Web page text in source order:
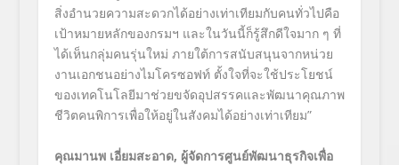
สิ่งอำนวยความสะดวกได้อย่างเท่าเทียมกับคนทั่วไปคือ
เป้าหมายหลักของกรมฯ และในวันนี้ก็รู้สึกดีใจมาก ๆ ที่
ได้เห็นกลุ่มคนรุ่นใหม่ ภายใต้การสนับสนุนจากหน่วย
งานเอกชนอย่างไมโครซอฟท์ ตั้งใจที่จะใช้ประโยชน์
ของเทคโนโลยีมาช่วยขจัดอุปสรรคและพัฒนาคุณภาพ
ชีวิตคนพิการเพื่อให้อยู่ในสังคมได้อย่างเท่าเทียม”
คุณมานพ เอี่ยมสะอาด, ผู้จัดการศูนย์พัฒนาธุรกิจเพื่อ